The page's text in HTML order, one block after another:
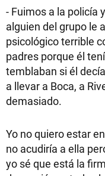
- Fuimos a la policía
alguien del grupo le
psicológico terrible
padres porque él
temblaban si él
a llevar a Boca, a
demasiado.
Yo no quiero estar
no acudiría a ella
yo sé que está la